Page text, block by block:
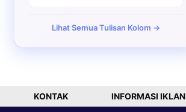
Lihat Semua Tulisan Kolom →
KONTAK INFORMASI IKLAN